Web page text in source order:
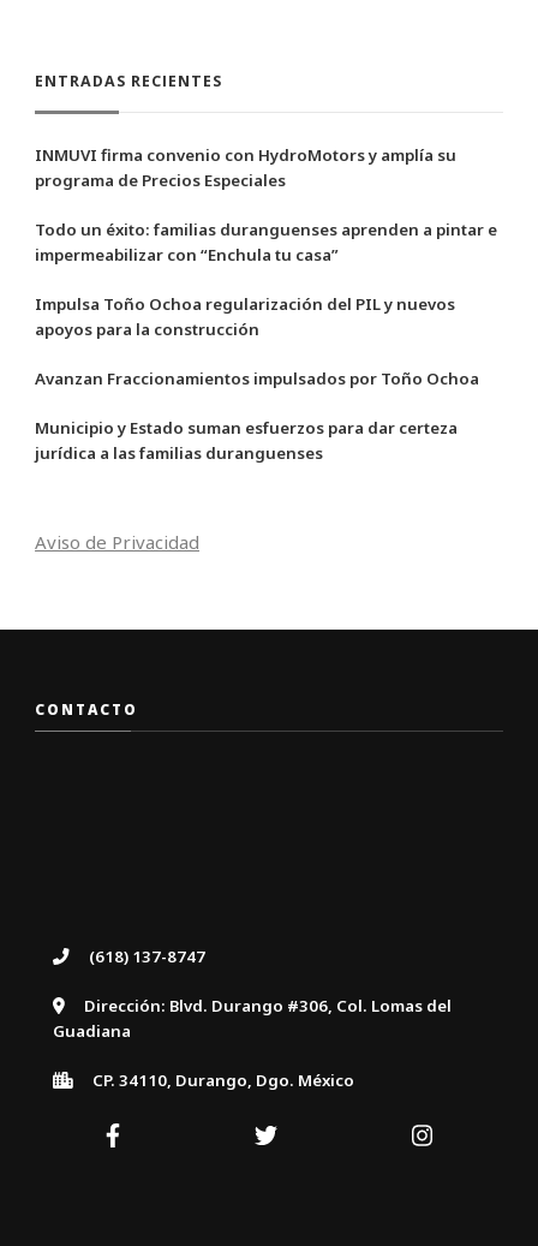
ENTRADAS RECIENTES
INMUVI firma convenio con HydroMotors y amplía su
programa de Precios Especiales
Todo un éxito: familias duranguenses aprenden a pintar e
impermeabilizar con “Enchula tu casa”
Impulsa Toño Ochoa regularización del PIL y nuevos
apoyos para la construcción
Avanzan Fraccionamientos impulsados por Toño Ochoa
Municipio y Estado suman esfuerzos para dar certeza
jurídica a las familias duranguenses
Aviso de Privacidad
CONTACTO
(618) 137-8747
Dirección: Blvd. Durango #306, Col. Lomas del
Guadiana
CP. 34110, Durango, Dgo. México